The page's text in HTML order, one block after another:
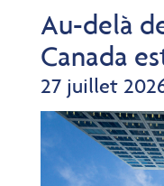
Au-delà
Canada
27 juillet